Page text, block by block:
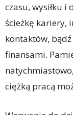
czasu, wysiłku
ścieżkę kariery,
kontaktów,
finansami.
ciężką pracą